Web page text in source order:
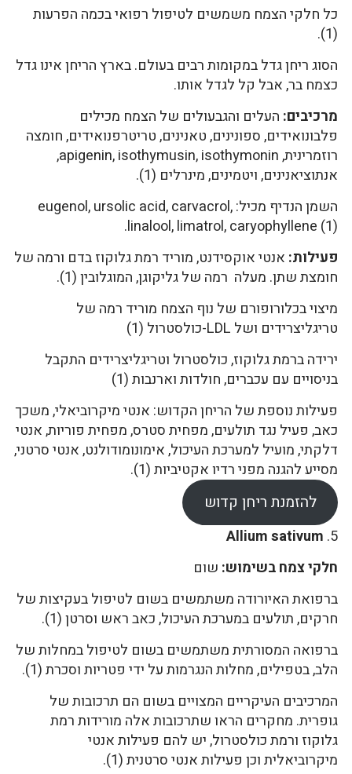
כל חלקי הצמח משמשים לטיפול רפואי בכמה הפרעות
(1).
הסוג ריחן גדל במקומות רבים בעולם. בארץ הריחן אינו גדל
כצמח בר, אבל קל לגדל אותו.
מרכיבים: העלים והגבעולים של הצמח מכילים
פלבונואידים, ספונינים, טאנינים, טריטרפנואידים, חומצה
רוזמרינית, apigenin, isothymusin, isothymonin,
אנתוציאנינים, ויטמינים, מינרלים (1).
השמן הנדיף מכיל: eugenol, ursolic acid, carvacrol,
linalool, limatrol, caryophyllene (1).
פעילות: אנטי אוקסידנט, מוריד רמת גלוקוז בדם ורמה של
חומצת שתן. מעלה רמה של גליקוגן, המוגלובין (1).
מיצוי בכלורופורם של נוף הצמח מוריד רמה של
טריגליצרידים ושל LDL-כולסטרול (1)
ירידה ברמת גלוקוז, כולסטרול וטריגליצרידים התקבל
בניסויים עם עכברים, חולדות וארנבות (1)
פעילות נוספת של הריחן הקדוש: אנטי מיקרוביאלי, משכך
כאב, פעיל נגד תולעים, מפחית סטרס, מפחית פוריות, אנטי
דלקתי, מועיל למערכת העיכול, אימונומודולנט, אנטי סרטני,
מסייע להגנה מפני רדיו אקטיביות (1).
להזמנת ריחן קדוש
5.
חלקי צמח בשימוש: שום
ברפואת האיורודה משתמשים בשום לטיפול בעקיצות של
חרקים, תולעים במערכת העיכול, כאב ראש וסרטן (1).
ברפואה המסורתית משתמשים בשום לטיפול במחלות של
הלב, בטפילים, מחלות הנגרמות על ידי פטריות וסכרת (1).
המרכיבים העיקריים המצויים בשום הם תרכובות של
גופרית. מחקרים הראו שתרכובות אלה מורידות רמת
גלוקוז ורמת כולסטרול, יש להם פעילות אנטי
מיקרוביאלית וכן פעילות אנטי סרטנית (1).